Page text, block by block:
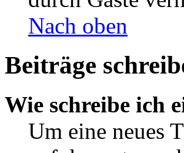
Nach oben
Beiträge
Wie schreibe ich
Um eine neues